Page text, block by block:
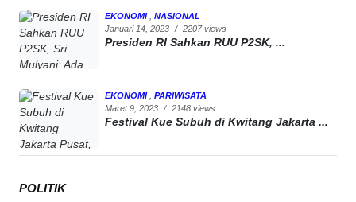
EKONOMI
NASIONAL
Januari 14, 2023 / 2207 views
Presiden RI Sahkan RUU P2SK, ...
EKONOMI
PARIWISATA
Maret 9, 2023 / 2148 views
Festival Kue Subuh di Kwitang Jakarta ...
POLITIK